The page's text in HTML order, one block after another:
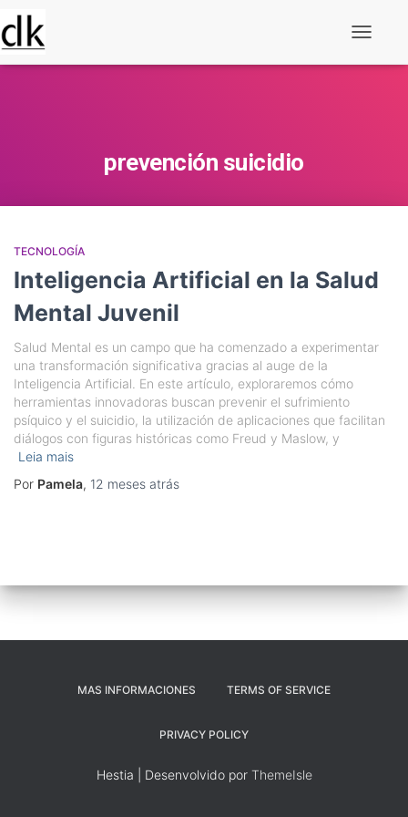
prevención suicidio
TECNOLOGÍA
Inteligencia Artificial en la Salud
Mental Juvenil
Salud Mental es un campo que ha comenzado a experimentar
una transformación significativa gracias al auge de la
Inteligencia Artificial. En este artículo, exploraremos cómo
herramientas innovadoras buscan prevenir el sufrimiento
psíquico y el suicidio, la utilización de aplicaciones que facilitan
diálogos con figuras históricas como Freud y Maslow, y
Leia mais
Por Pamela, 12 meses atrás
MAS INFORMACIONES TERMS OF SERVICE
PRIVACY POLICY
Hestia | Desenvolvido por ThemeIsle